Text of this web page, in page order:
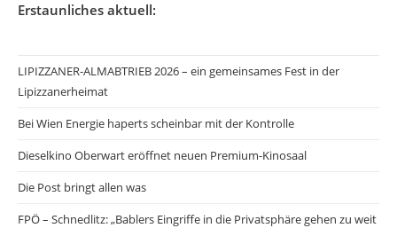
Erstaunliches aktuell:
LIPIZZANER-ALMABTRIEB 2026 – ein gemeinsames Fest in der
Lipizzanerheimat
Bei Wien Energie haperts scheinbar mit der Kontrolle
Dieselkino Oberwart eröffnet neuen Premium-Kinosaal
Die Post bringt allen was
FPÖ – Schnedlitz: „Bablers Eingriffe in die Privatsphäre gehen zu weit